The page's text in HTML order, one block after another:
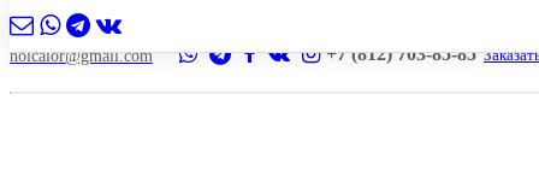
nolcalor@gmail.com +7 (812) 703-85-85